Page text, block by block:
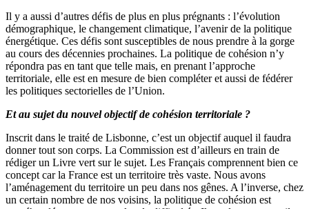
Il y a aussi d’autres défis de plus en plus prégnants : l’évolution
démographique, le changement climatique, l’avenir de la politique
énergétique. Ces défis sont susceptibles de nous prendre à la gorge
au cours des décennies prochaines. La politique de cohésion n’y
répondra pas en tant que telle mais, en prenant l’approche
territoriale, elle est en mesure de bien compléter et aussi de fédérer
les politiques sectorielles de l’Union.
Et au sujet du nouvel objectif de cohésion territoriale ?
Inscrit dans le traité de Lisbonne, c’est un objectif auquel il faudra
donner tout son corps. La Commission est d’ailleurs en train de
rédiger un Livre vert sur le sujet. Les Français comprennent bien ce
concept car la France est un territoire très vaste. Nous avons
l’aménagement du territoire un peu dans nos gênes. A l’inverse, chez
un certain nombre de nos voisins, la politique de cohésion est